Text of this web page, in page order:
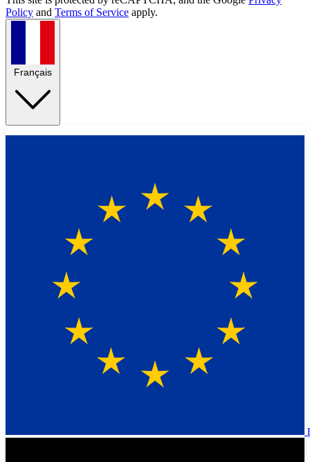
Policy and Terms of Service apply.
Français